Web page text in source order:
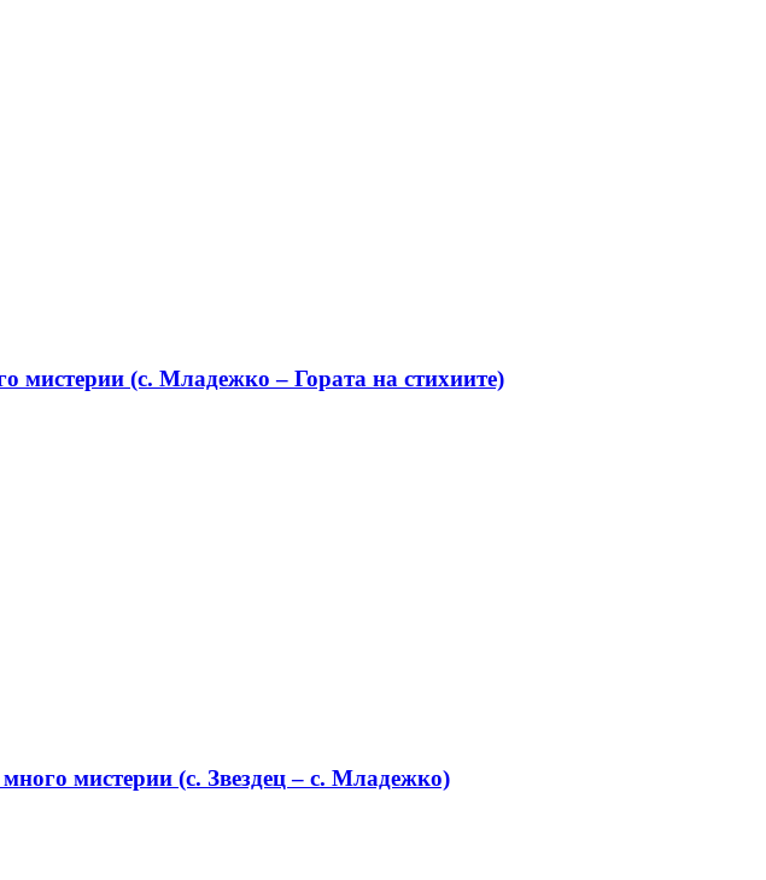
мистерии (с. Младежко – Гората на стихиите)
мистерии (с. Звездец – с. Младежко)